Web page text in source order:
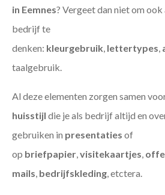
in Eemnes? Vergeet dan niet om ook
bedrijf te
denken: kleurgebruik, lettertypes,
taalgebruik.
Al deze elementen zorgen samen
huisstijl die je als bedrijf altijd en
gebruiken in presentaties of
op briefpapier,visitekaartjes,
mails, bedrijfskleding, etctera.